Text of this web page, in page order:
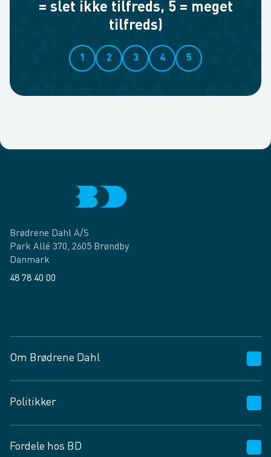
= slet ikke tilfreds, 5 = meget
tilfreds)
1 2 3 4 5
Brødrene Dahl A/S
Park Allé 370, 2605 Brøndby
Danmark
48 78 40 00
Om Brødrene Dahl
Vagttelefon 30 10 89 89
Spørgsmål og svar
Job og karriere
Politikker
Privatlivspolitik
Fordele hos BD